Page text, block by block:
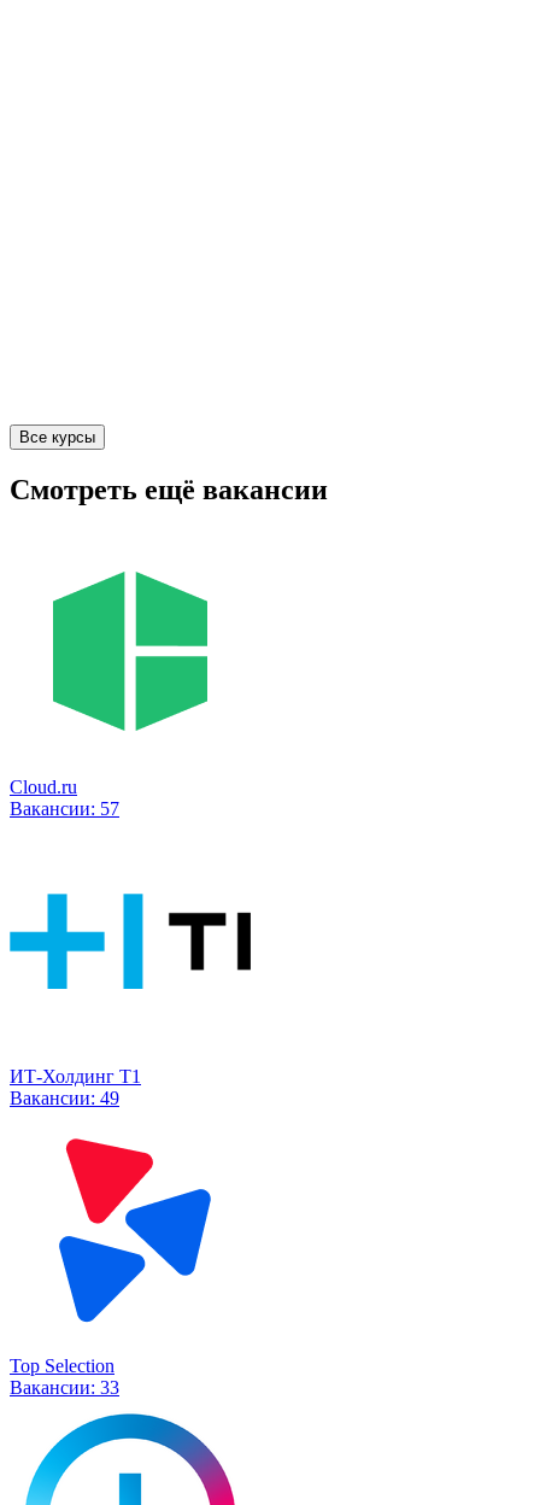
Все курсы
Смотреть ещё вакансии
Cloud.ru
Вакансии: 57
ИТ-Холдинг Т1
Вакансии: 49
Top Selection
Вакансии: 33